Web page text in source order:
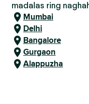
madalas ring
Mumbai
Delhi
Bangalore
Gurgaon
Alappuzha